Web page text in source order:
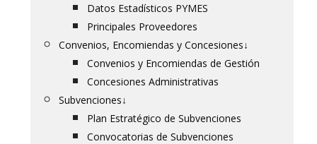
Datos Estadísticos PYMES
Principales Proveedores
Convenios, Encomiendas y Concesiones↓
Convenios y Encomiendas de Gestión
Concesiones Administrativas
Subvenciones↓
Plan Estratégico de Subvenciones
Convocatorias de Subvenciones